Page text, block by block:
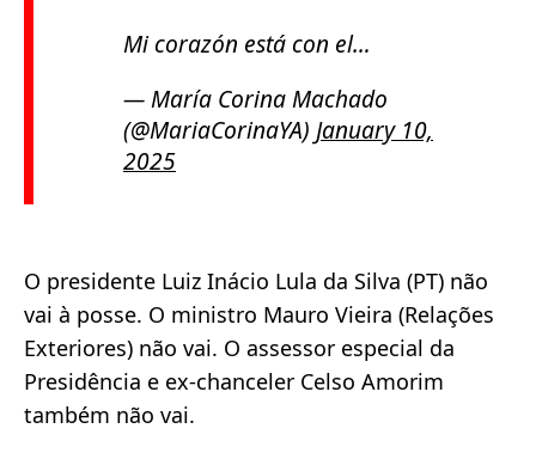
Mi corazón está con el…
— María Corina Machado
(@MariaCorinaYA) January 10,
2025
O presidente Luiz Inácio Lula da Silva (PT) não
vai à posse. O ministro Mauro Vieira (Relações
Exteriores) não vai. O assessor especial da
Presidência e ex-chanceler Celso Amorim
também não vai.